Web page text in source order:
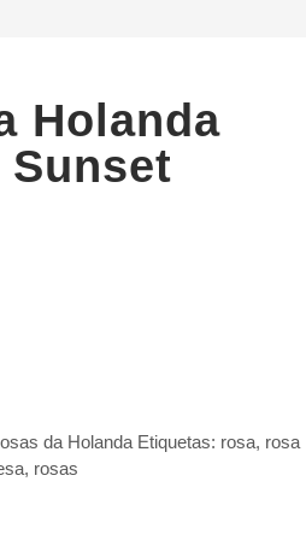
Holanda
da Holanda Etiquetas: rosa, rosa
, rosas